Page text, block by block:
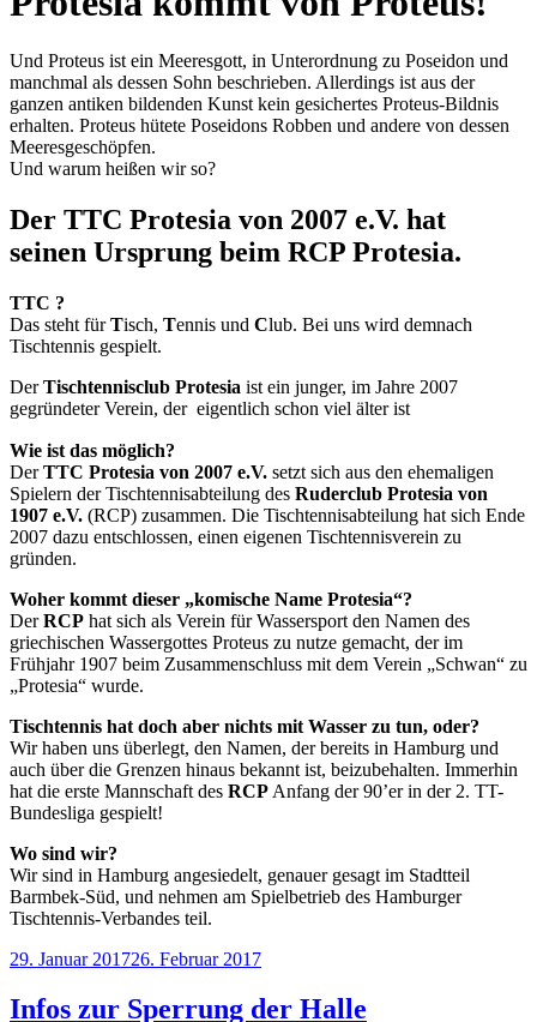
Und Proteus ist ein Meeresgott, in Unterordnung zu Poseidon und
manchmal als dessen Sohn beschrieben. Allerdings ist aus der
ganzen antiken bildenden Kunst kein gesichertes Proteus-Bildnis
erhalten. Proteus hütete Poseidons Robben und andere von dessen
Meeresgeschöpfen.
Und warum heißen wir so?
Der TTC Protesia von 2007 e.V. hat
seinen Ursprung beim RCP Protesia.
TTC ?
Das steht fürTisch, Tennis und Club. Bei uns wird demnach
Tischtennis gespielt.
DerTischtennisclub Protesia ist ein junger, im Jahre 2007
gegründeter Verein, der eigentlich schon viel älter ist
Wie ist das möglich?
DerTTC Protesia von 2007 e.V. setzt sich aus den ehemaligen
Spielern der Tischtennisabteilung des Ruderclub Protesia von
1907 e.V. (RCP) zusammen. Die Tischtennisabteilung hat sich Ende
2007 dazu entschlossen, einen eigenen Tischtennisverein zu
gründen.
Woher kommt dieser „komische Name Protesia“?
DerRCP hat sich als Verein für Wassersport den Namen des
griechischen Wassergottes Proteus zu nutze gemacht, der im
Frühjahr 1907 beim Zusammenschluss mit dem Verein „Schwan“ zu
„Protesia“ wurde.
Tischtennis hat doch aber nichts mit Wasser zu tun, oder?
Wir haben uns überlegt, den Namen, der bereits in Hamburg und
auch über die Grenzen hinaus bekannt ist, beizubehalten. Immerhin
hat die erste Mannschaft des RCP Anfang der 90’er in der 2. TT-
Bundesliga gespielt!
Wo sind wir?
Wir sind in Hamburg angesiedelt, genauer gesagt im Stadtteil
Barmbek-Süd, und nehmen am Spielbetrieb des Hamburger
Tischtennis-Verbandes teil.
Veröffentlicht
29. Januar 201726. Februar 2017
Infos zur Sperrung der Halle